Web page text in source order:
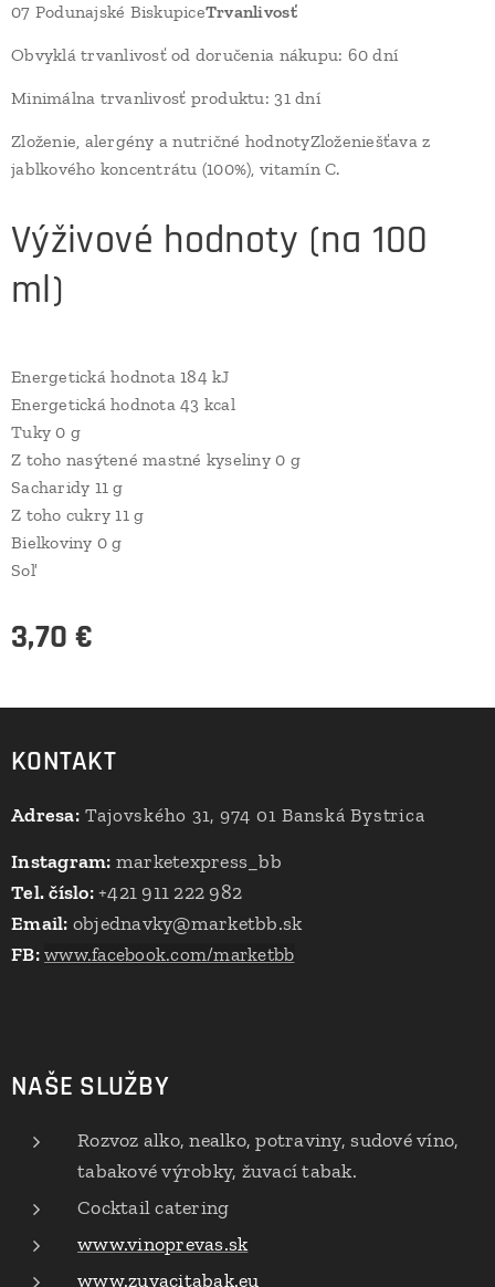
07 Podunajské BiskupiceTrvanlivosť
Obvyklá trvanlivosť od doručenia nákupu: 60 dní
Minimálna trvanlivosť produktu: 31 dní
Zloženie, alergény a nutričné hodnotyZloženiešťava z
jablkového koncentrátu (100%), vitamín C.
Výživové hodnoty (na 100
ml)
Energetická hodnota 184 kJ
Energetická hodnota 43 kcal
Tuky 0 g
Z toho nasýtené mastné kyseliny 0 g
Sacharidy 11 g
Z toho cukry 11 g
Bielkoviny 0 g
Soľ
3,70 €
KONTAKT
Adresa:Tajovského 31, 974 01 Banská Bystrica
Instagram: marketexpress_bb
Tel. číslo:+421 911 222 982
Email: objednavky@marketbb.sk
FB: www.facebook.com/marketbb
NAŠE SLUŽBY
Rozvoz alko, nealko, potraviny, sudové víno,
tabakové výrobky, žuvací tabak.
Cocktail catering
www.vinoprevas.sk
www.zuvacitabak.eu